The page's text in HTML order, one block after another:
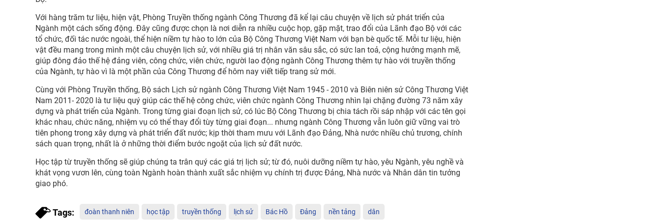
Với hàng trăm tư liệu, hiện vật, Phòng Truyền thống ngành Công Thương đã kể lại câu chuyện về lịch sử phát triển của
Ngành một cách sống động. Đây cũng được chọn là nơi diễn ra nhiều cuộc họp, gặp mặt, trao đổi của Lãnh đạo Bộ với các
tổ chức, đối tác nước ngoài, thể hiện niềm tự hào to lớn của Bộ Công Thương Việt Nam với bạn bè quốc tế. Mỗi tư liệu, hiện
vật đều mang trong mình một câu chuyện lịch sử, với nhiều giá trị nhân văn sâu sắc, có sức lan toả, cộng hưởng mạnh mẽ,
giúp đông đảo thế hệ đảng viên, công chức, viên chức, người lao động ngành Công Thương thêm tự hào với truyền thống
của Ngành, tự hào vì là một phần của Công Thương để hôm nay viết tiếp trang sử mới.
Cùng với Phòng Truyền thống, Bộ sách Lịch sử ngành Công Thương Việt Nam 1945 - 2010 và Biên niên sử Công Thương Việt
Nam 2011- 2020 là tư liệu quý giúp các thế hệ công chức, viên chức ngành Công Thương nhìn lại chặng đường 73 năm xây
dựng và phát triển của Ngành. Trong từng giai đoạn lịch sử, có lúc Bộ Công Thương bị chia tách rồi sáp nhập với các tên gọi
khác nhau, chức năng, nhiệm vụ có thể thay đổi tùy từng giai đoạn... nhưng ngành Công Thương vẫn luôn giữ vững vai trò
tiên phong trong xây dựng và phát triển đất nước; kịp thời tham mưu với Lãnh đạo Đảng, Nhà nước nhiều chủ trương, chính
sách quan trọng, nhất là ở những thời điểm bước ngoặt của lịch sử đất nước.
Học tập từ truyền thống sẽ giúp chúng ta trân quý các giá trị lịch sử; từ đó, nuôi dưỡng niềm tự hào, yêu Ngành, yêu nghề và
khát vọng vươn lên, cùng toàn Ngành hoàn thành xuất sắc nhiệm vụ chính trị được Đảng, Nhà nước và Nhân dân tin tưởng
giao phó.
Tags: đoàn thanh niên học tập truyền thống lịch sử Bác Hồ Đảng nền tảng dân